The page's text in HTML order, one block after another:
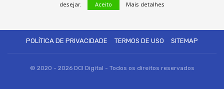
POLÍTICA DE PRIVACIDADE
TERMOS DE USO SITEMAP
© 2020 - 2026 DCI Digital - Todos os direitos reservados
desejar.
Aceito Mais detalhes